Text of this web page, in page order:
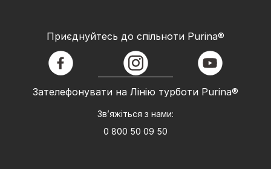
Зателефонувати на Лінію турботи Purina®
Зв’яжіться з нами:
0 800 50 09 50
Приєднуйтесь до спільноти Purina®
facebook instagram youtube